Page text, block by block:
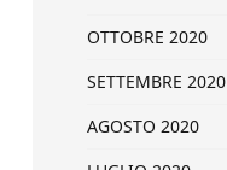
OTTOBRE 2020
SETTEMBRE 2020
AGOSTO 2020